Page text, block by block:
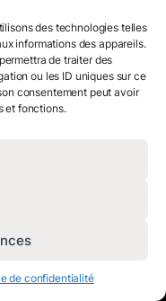
des technologies telles
informations des appareils.
de traiter des
ou les ID uniques sur ce
consentement peut avoir
et fonctions.
de confidentialité